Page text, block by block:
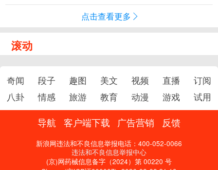
点击查看更多
滚动
奇闻 段子 趣图 美文 视频 直播
订阅
八卦
情感 旅游 教育 动漫 游戏 试用
导航 客户端下载 广告营销 反馈
新浪网违法和不良信息举报电话：400-052-0066
违法和不良信息举报中心
(京)网药械信息备字（2024）第 00220 号